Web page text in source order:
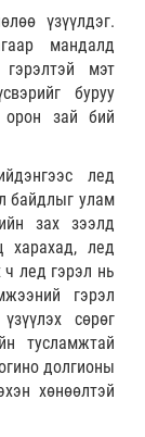
үзүүлдэг.
мандалд
мэт
буруу
орон зай бий
лед
байдлыг улам
зах зээлд
лед
ч лед гэрэл нь
гэрэл
сөрөг
тусламжтай
долгионы
хөнөөлтэй